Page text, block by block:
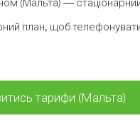
план, щоб
тарифи (Мальта)